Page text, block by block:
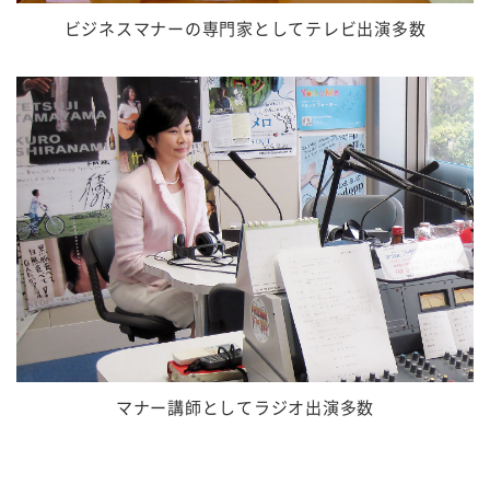
ビジネスマナーの専門家としてテレビ出演多数
マナー講師としてラジオ出演多数